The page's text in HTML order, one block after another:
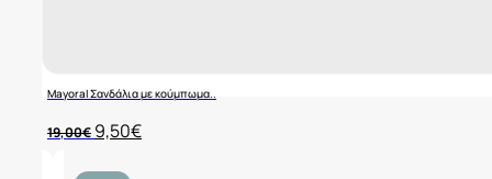
Mayoral Σανδάλια με κούμπωμα..
19,00€ Original
price
9,50€Η
τρέχουσα